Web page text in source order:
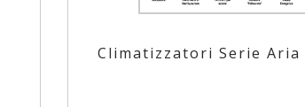
Climatizzatori Serie Aria